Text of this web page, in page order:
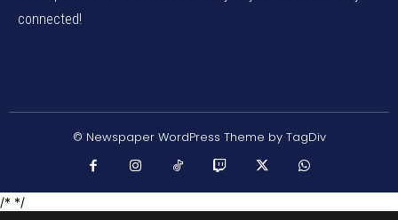
connected!
© Newspaper WordPress Theme by TagDiv
/* */